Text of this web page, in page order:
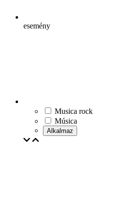
esemény
Musica rock
Música
Alkalmaz